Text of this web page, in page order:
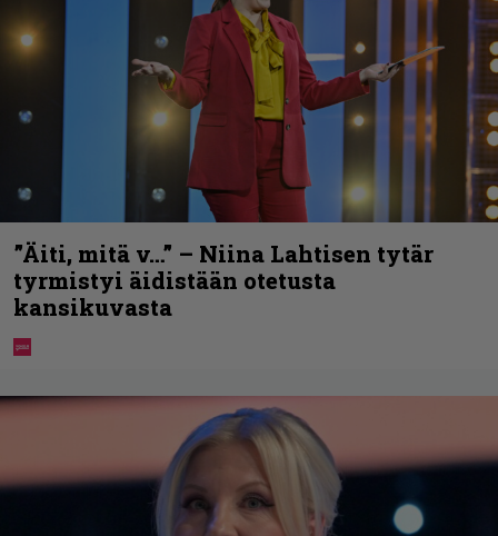
”Äiti, mitä v…” – Niina Lahtisen tytär
tyrmistyi äidistään otetusta
kansikuvasta